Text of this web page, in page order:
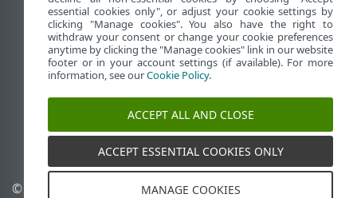
Wyświetl witrynę internetową dla
komputerów
End of Life
Baza wiedzy ESET
Forum ESET
ESET Status Portal
Pomoc regionalna
© 1992 - 2025 ESET, spol. s
Zarządzaj plikami cookie
essential cookies only", or adjust your cookie settings by
clicking "Manage cookies". You also have the right to
withdraw your consent or change your cookie preferences
anytime by clicking the "Manage cookies" link in our website
footer or in your account settings (if available). For more
information, see ourCookie Policy.
ACCEPT ALL AND CLOSE
ACCEPT ESSENTIAL COOKIES ONLY
MANAGE COOKIES